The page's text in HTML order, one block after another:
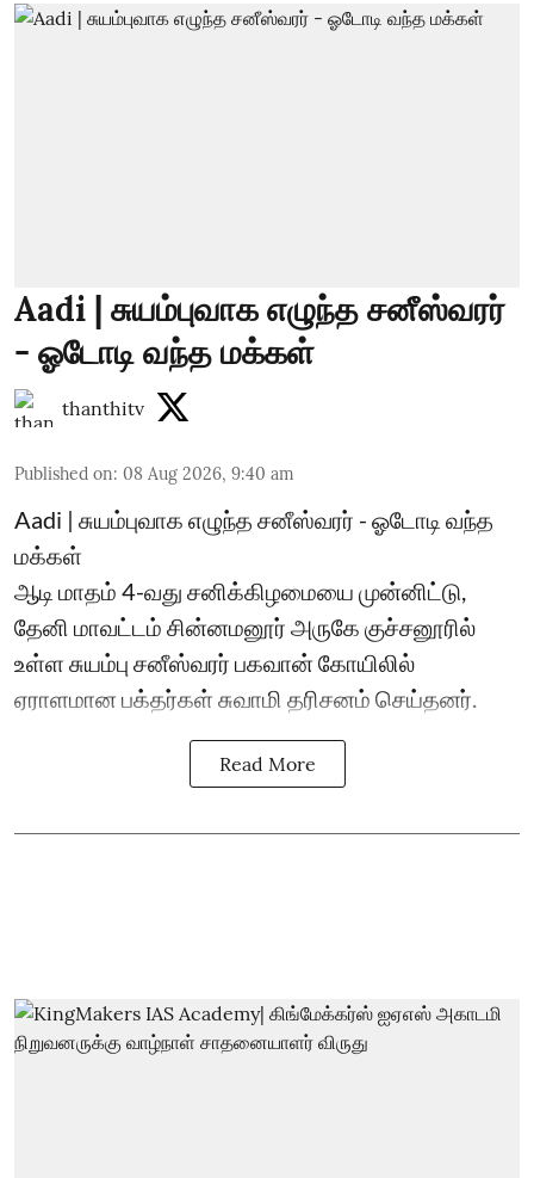
Aadi | சுயம்புவாக எழுந்த சனீஸ்வரர்
- ஓடோடி வந்த மக்கள்
thanthitv
Published on: 08 Aug 2026, 9:40 am
Aadi | சுயம்புவாக எழுந்த சனீஸ்வரர் - ஓடோடி வந்த
மக்கள்
ஆடி மாதம் 4-வது சனிக்கிழமையை முன்னிட்டு,
தேனி மாவட்டம் சின்னமனூர் அருகே குச்சனூரில்
உள்ள சுயம்பு சனீஸ்வரர் பகவான் கோயிலில்
ஏராளமான பக்தர்கள் சுவாமி தரிசனம் செய்தனர்.
Read More